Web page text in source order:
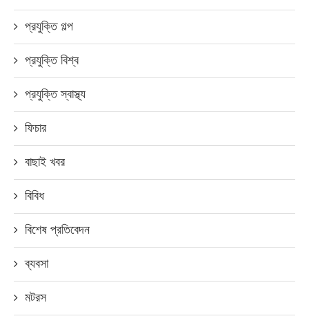
প্রযুক্তি গল্প
প্রযুক্তি বিশ্ব
প্রযুক্তি স্বাস্থ্য
ফিচার
বাছাই খবর
বিবিধ
বিশেষ প্রতিবেদন
ব্যবসা
মটরস